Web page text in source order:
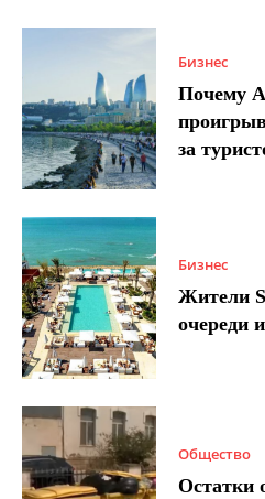
Бизнес
Почему
за
Бизнес
Жители
очереди
Общество
Остатки